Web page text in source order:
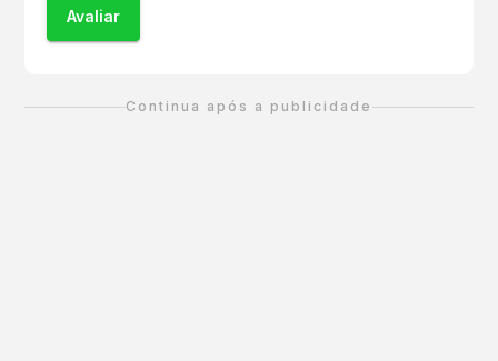
Avaliar
Continua após a publicidade